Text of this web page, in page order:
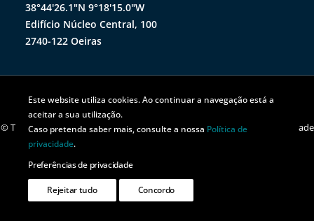
38°44'26.1"N 9°18'15.0"W
Edifício Núcleo Central, 100
2740-122 Oeiras
© TAGUSPARK 2026 | Todos os direitos reservados |Política de privacidade
Este website utiliza cookies. Ao continuar a navegação está a
aceitar a sua utilização.
Caso pretenda saber mais, consulte a nossa Política de
privacidade.
Preferências de privacidade
Rejeitar tudo Concordo